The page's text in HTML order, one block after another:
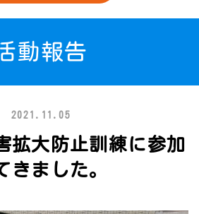
動報告
2021.11.05
拡大防止訓練に参加
きました。